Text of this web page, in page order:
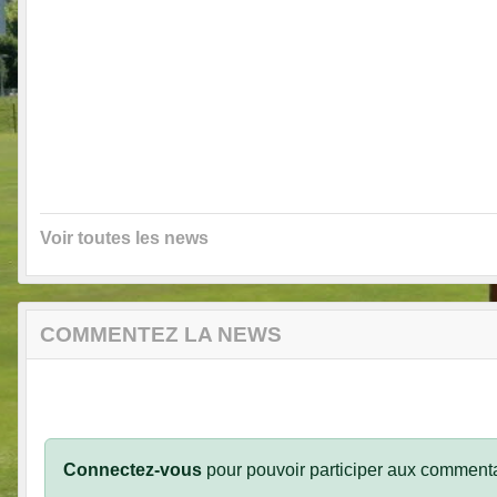
Voir toutes les news
COMMENTEZ LA NEWS
Connectez-vous pour pouvoir participer aux